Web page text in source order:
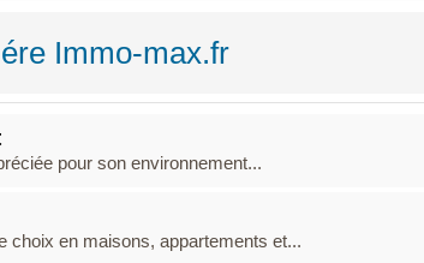
Immo-max.fr
pour son environnement...
choix en maisons, appartements et...